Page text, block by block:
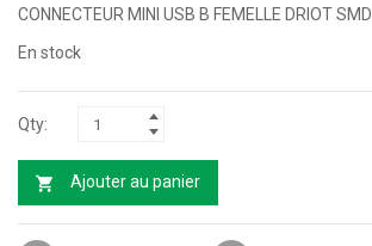
CONNECTEUR MINI USB B FEMELLE DRIOT SMD
En stock
Ajouter au panier